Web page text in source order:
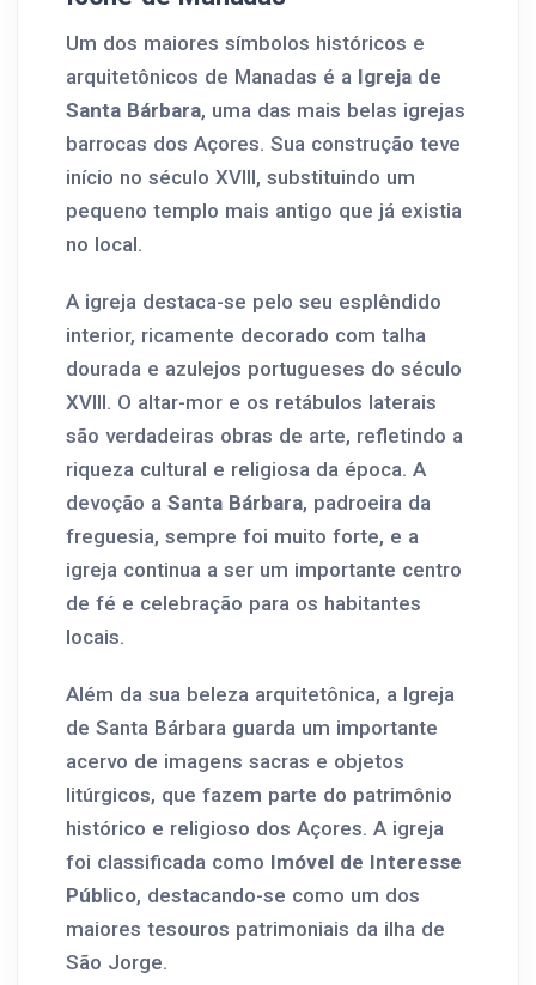
Um dos maiores símbolos históricos e
arquitetônicos de Manadas é a Igreja de
Santa Bárbara, uma das mais belas igrejas
barrocas dos Açores. Sua construção teve
início no século XVIII, substituindo um
pequeno templo mais antigo que já existia
no local.
A igreja destaca-se pelo seu esplêndido
interior, ricamente decorado com talha
dourada e azulejos portugueses do século
XVIII. O altar-mor e os retábulos laterais
são verdadeiras obras de arte, refletindo a
riqueza cultural e religiosa da época. A
devoção a Santa Bárbara, padroeira da
freguesia, sempre foi muito forte, e a
igreja continua a ser um importante centro
de fé e celebração para os habitantes
locais.
Além da sua beleza arquitetônica, a Igreja
de Santa Bárbara guarda um importante
acervo de imagens sacras e objetos
litúrgicos, que fazem parte do patrimônio
histórico e religioso dos Açores. A igreja
foi classificada como Imóvel de Interesse
Público, destacando-se como um dos
maiores tesouros patrimoniais da ilha de
São Jorge.